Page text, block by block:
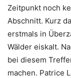
Zeitpunkt noch
Abschnitt. Kurz
erstmals in
Wälder eiskalt.
bei diesem
machen. Patrice